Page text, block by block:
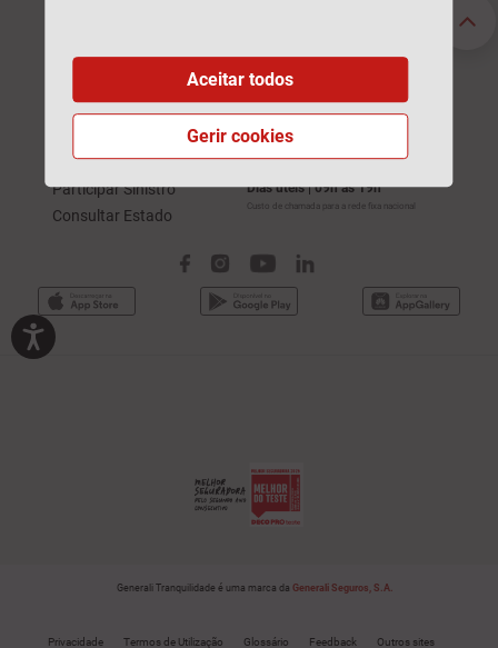
Habitação
Vida
Saúde
Responsabilidade Civil
Sinistros
Participar Sinistro
Consultar Estado
211 520 310
Dias úteis | 09h às 19h
Custo de chamada para a rede fixa nacional
Generali Tranquilidade é uma marca da Generali Seguros, S.A.
Privacidade Termos de Utilização Glossário Feedback Outros sites
Gerir cookies
Aceitar todos